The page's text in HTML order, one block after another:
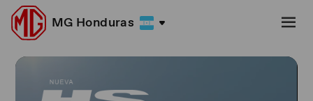
MG Honduras